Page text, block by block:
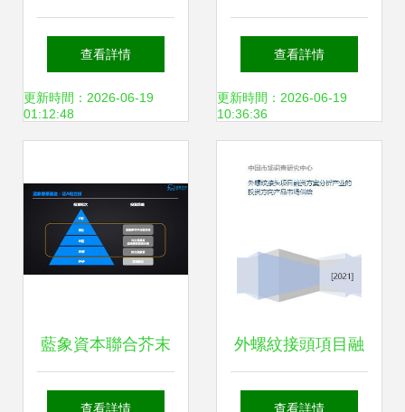
開工 實業投資注入
新動力
查看詳情
更新時間：2026-06-19
01:12:48
融資迷局 高收益背
書下的險途
查看詳情
更新時間：2026-06-19
10:36:36
藍象資本聯合芥末
堆成立藍象愿景基
查看詳情
外螺紋接頭項目融
資方案與投資市場
查看詳情